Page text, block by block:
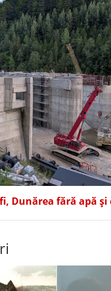
Dunărea fără apă și